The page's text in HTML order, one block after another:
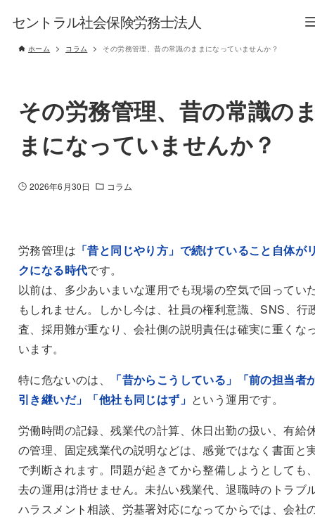
セントラル社会保険労務士法人
ホーム コラム その労務管理、昔の常識のままになっていませんか？
その労務管理、昔の常識の
まになっていませんか？
2026年6月30日 コラム
労務管理は 「昔と同じやり方」で続けていること自体が
クになる時代です。
以前は、多少あいまいな運用でも現場の空気で回ってい
もしれません。しかし今は、社員の権利意識、SNS、行
査、採用難が重なり、会社側の説明責任は確実に重くな
います。
特に危ないのは、
「昔からこうしている」「前の担当者
引き継いだ」「他社も同じはず」 という運用です。
労働時間の記録、残業代の計算、休日出勤の扱い、有給
の管理、固定残業代の説明などは、感覚ではなく書面と
で判断されます。問題が起きてから整備しようとしても
去の運用は消せません。未払い残業代、退職時のトラブ
ハラスメント相談、労基署対応になってからでは、会社